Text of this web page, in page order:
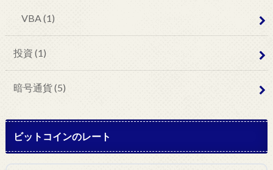
VBA(1)
投資 (1)
暗号通貨(5)
ビットコインのレート